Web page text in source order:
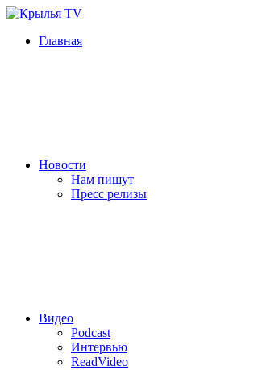
Главная
Новости
Нам пишут
Пресс релизы
Видео
Podcast
Интервью
ReadVideo